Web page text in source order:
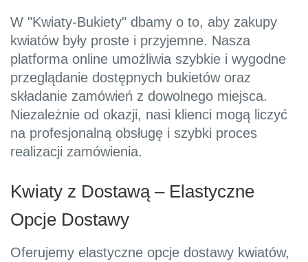
W "Kwiaty-Bukiety" dbamy o to, aby zakupy
kwiatów były proste i przyjemne. Nasza
platforma online umożliwia szybkie i wygodne
przeglądanie dostępnych bukietów oraz
składanie zamówień z dowolnego miejsca.
Niezależnie od okazji, nasi klienci mogą liczyć
na profesjonalną obsługę i szybki proces
realizacji zamówienia.
Kwiaty z Dostawą – Elastyczne
Opcje Dostawy
Oferujemy elastyczne opcje dostawy kwiatów,